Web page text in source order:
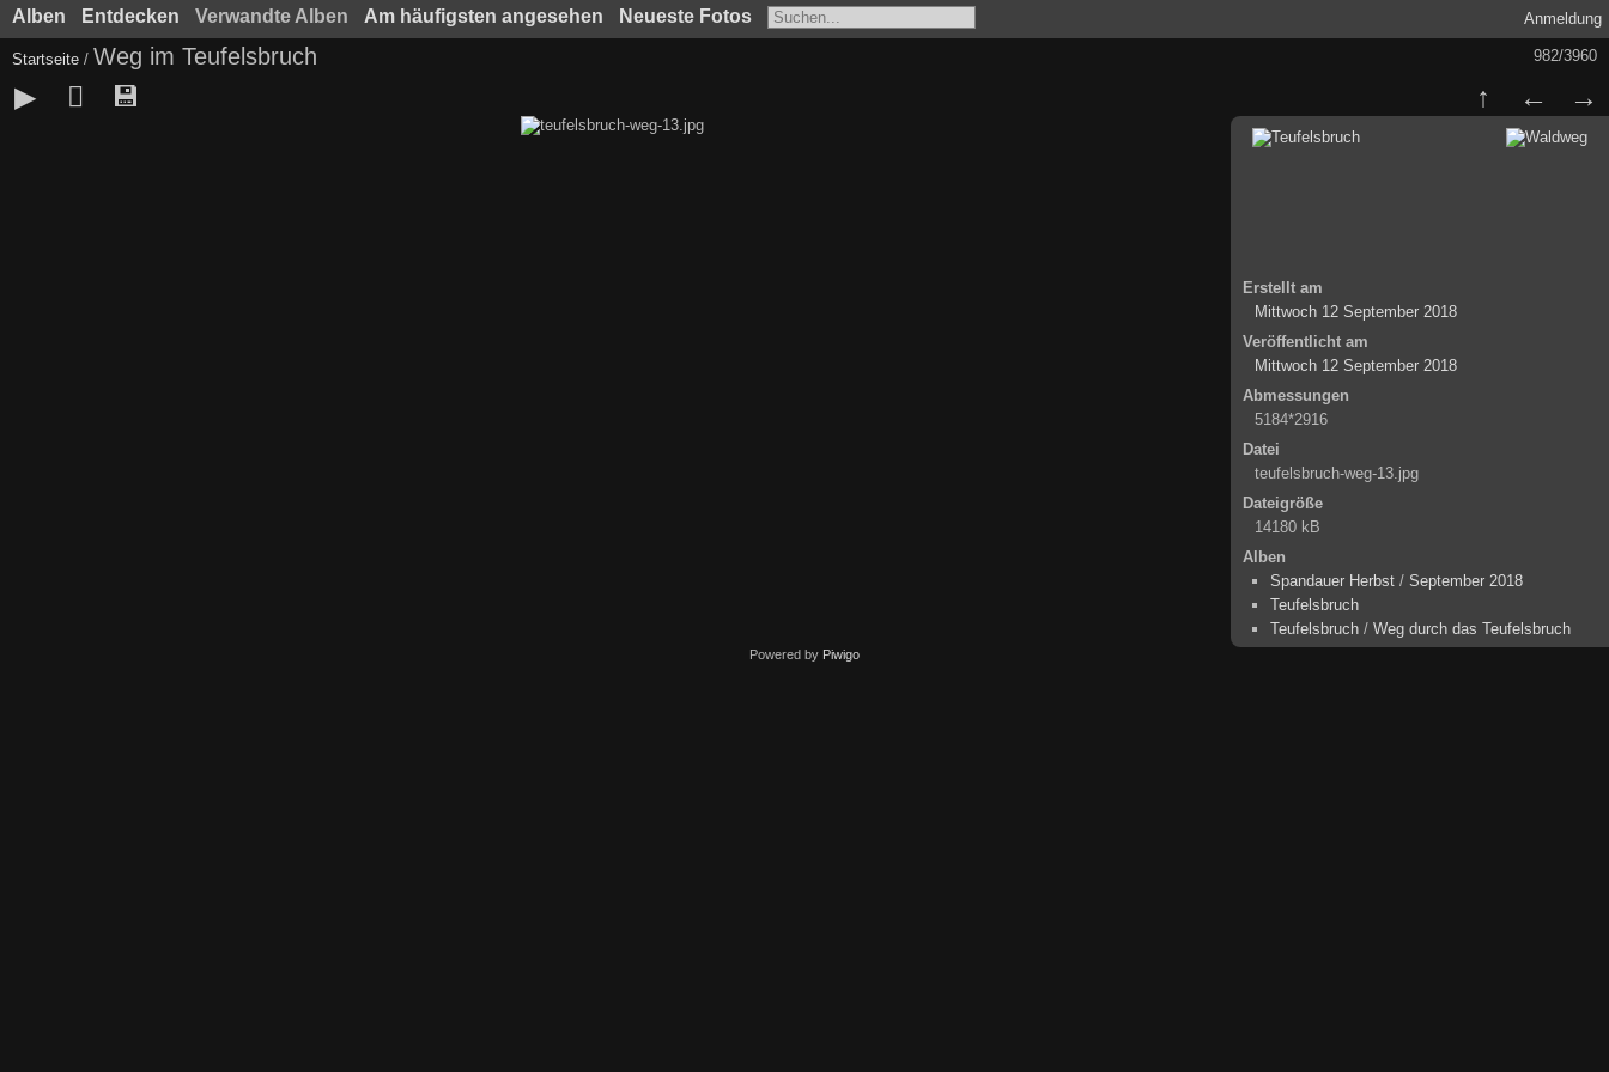
Alben Entdecken Verwandte Alben Am häufigsten angesehen Neueste Fotos Anmeldung
982/3960
Startseite / Weg im Teufelsbruch
Erstellt am
Mittwoch 12 September 2018
Veröffentlicht am
Mittwoch 12 September 2018
Abmessungen
5184*2916
Datei
teufelsbruch-weg-13.jpg
Dateigröße
14180 kB
Alben
Spandauer Herbst /September 2018
Teufelsbruch
Teufelsbruch /Weg durch das Teufelsbruch
Powered by Piwigo